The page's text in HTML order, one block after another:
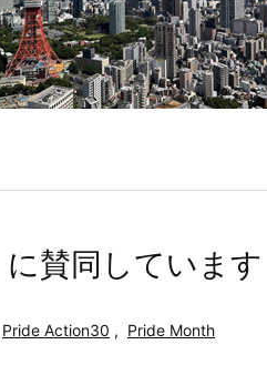
賛同しています
Pride Action30 , Pride Month